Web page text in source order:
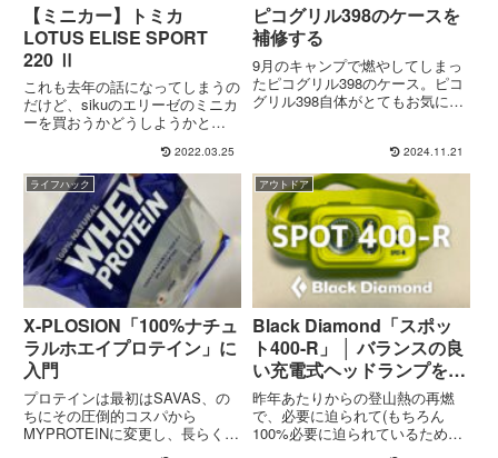
【ミニカー】トミカ
LOTUS ELISE SPORT
220 Ⅱ
これも去年の話になってしまうの
だけど、sikuのエリーゼのミニカ
ーを買おうかどうしようかと
【ミニカー】siku Lotus Elise
220 Sprint俺たちのトミカからエ
リーゼが出る、しかも初回限定
の...
2022.03.25
ピコグリル398のケースを
補修する
9月のキャンプで燃やしてしまっ
たピコグリル398のケース。ピコ
グリル398自体がとてもお気に入
い。ということで、何となく色合
いが似てそうな補修シートを探し
てきました。マイクロファイバ...
2024.11.21
ライフハック
X-PLOSION「100%ナチュ
ラルホエイプロテイン」に
入門
プロテインは最初はSAVAS、の
ちにその圧倒的コスパから
MYPROTEINに変更し、長らく愛
アウトドア
Black Diamond「スポッ
ト400-R」 │ バランスの良
い充電式ヘッドランプを解
説
昨年あたりからの登山熱の再燃
で、必要に迫られて(もちろん
100%必要に迫られているためな